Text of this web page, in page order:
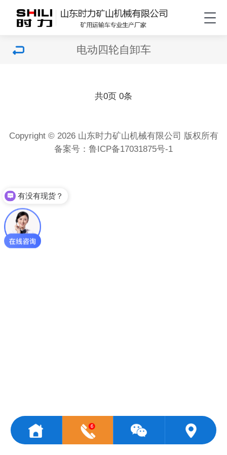
电动四轮自卸车
共0页 0条
Copyright © 2026 山东时力矿山机械有限公司 版权所有
备案号： 鲁ICP备17031875号-1
有没有现货？